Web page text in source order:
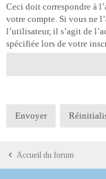
Ceci doit correspondre à
votre compte. Si vous ne
l’utilisateur, il s’agit de
spécifiée lors de votre
Accueil du forum